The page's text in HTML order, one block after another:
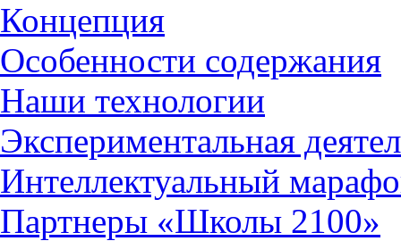
Концепция
Особенности содержания
Наши технологии
Экспериментальная
Интеллектуальный
Партнеры «Школы 2100»